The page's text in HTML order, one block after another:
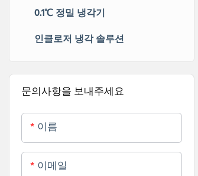
0.1℃ 정밀 냉각기
인클로저 냉각 솔루션
문의사항을 보내주세요
이름
이메일
기 CW-3000